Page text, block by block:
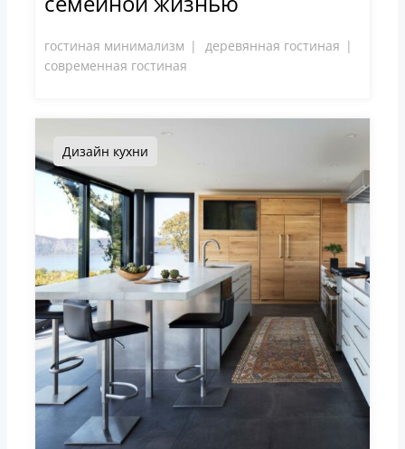
гостиная минимализм
деревянная гостиная
современная гостиная
Дизайн кухни